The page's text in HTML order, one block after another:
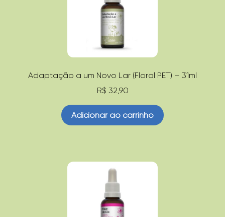
Adaptação a um Novo Lar (Floral PET) – 31ml
R$ 32,90
Adicionar ao carrinho